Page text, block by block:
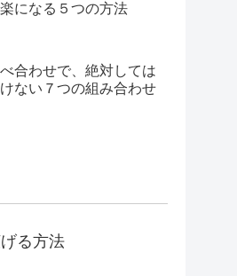
になる５つの方法
合わせで、絶対しては
ない７つの組み合わせ
る方法